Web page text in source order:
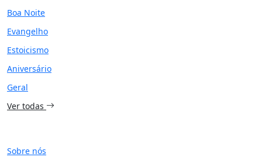
Boa Noite
Evangelho
Estoicismo
Aniversário
Geral
Ver todas
Sobre nós